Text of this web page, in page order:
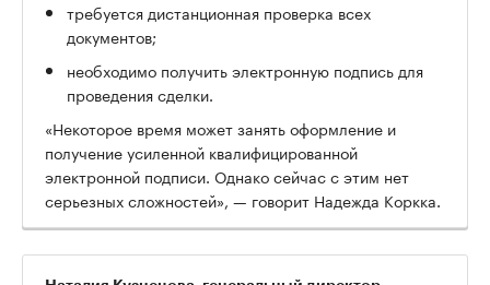
требуется дистанционная проверка всех
документов;
необходимо получить электронную подпись для
проведения сделки.
«Некоторое время может занять оформление и
получение усиленной квалифицированной
электронной подписи. Однако сейчас с этим нет
серьезных сложностей», — говорит Надежда Коркка.